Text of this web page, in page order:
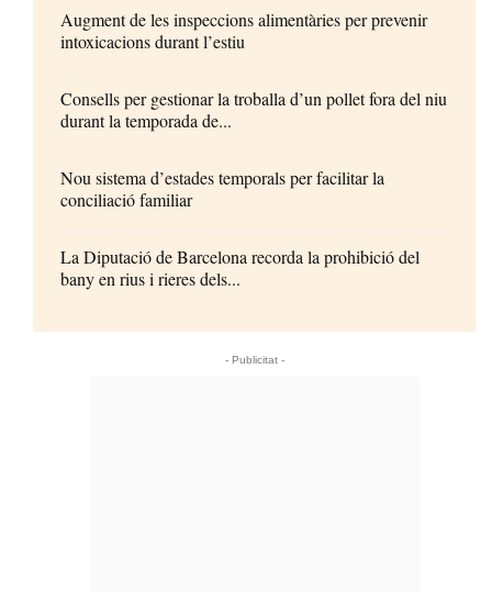
Augment de les inspeccions alimentàries per prevenir
intoxicacions durant l’estiu
Consells per gestionar la troballa d’un pollet fora del niu
durant la temporada de...
Nou sistema d’estades temporals per facilitar la
conciliació familiar
La Diputació de Barcelona recorda la prohibició del
bany en rius i rieres dels...
- Publicitat -